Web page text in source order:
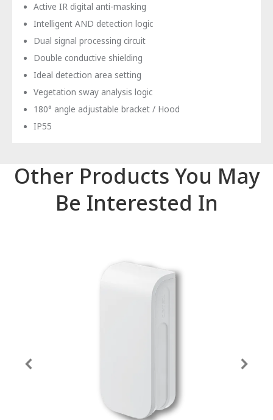
Active IR digital anti-masking
Intelligent AND detection logic
Dual signal processing circuit
Double conductive shielding
Ideal detection area setting
Vegetation sway analysis logic
180° angle adjustable bracket / Hood
IP55
Other Products You May
Be Interested In